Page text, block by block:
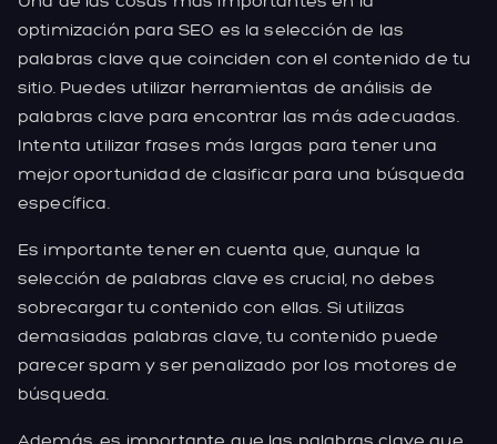
optimización para SEO es la selección de las
palabras clave que coinciden con el contenido de tu
sitio. Puedes utilizar herramientas de análisis de
palabras clave para encontrar las más adecuadas.
Intenta utilizar frases más largas para tener una
mejor oportunidad de clasificar para una búsqueda
específica.
Es importante tener en cuenta que, aunque la
selección de palabras clave es crucial, no debes
sobrecargar tu contenido con ellas. Si utilizas
demasiadas palabras clave, tu contenido puede
parecer spam y ser penalizado por los motores de
búsqueda.